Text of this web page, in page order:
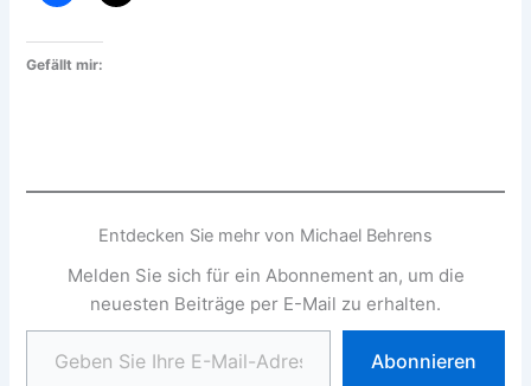
Gefällt mir:
Entdecken Sie mehr von Michael Behrens
Melden Sie sich für ein Abonnement an, um die
neuesten Beiträge per E-Mail zu erhalten.
Geben Sie Ihre E-Mail-Adresse ein ...
Abonnieren